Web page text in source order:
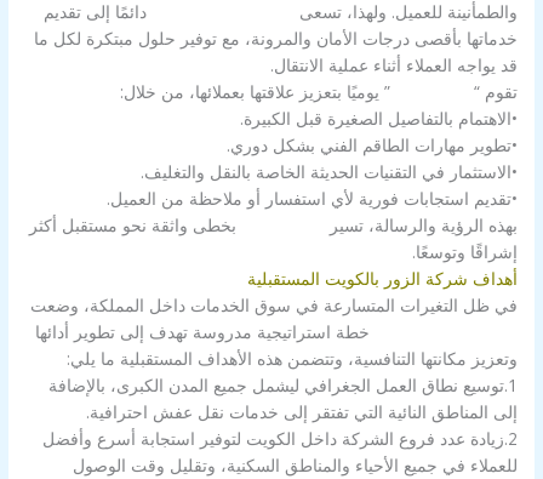
والطمأنينة للعميل. ولهذا، تسعى
دائمًا إلى تقديم
خدماتها بأقصى درجات الأمان والمرونة، مع توفير حلول مبتكرة لكل ما
قد يواجه العملاء أثناء عملية الانتقال.
تقوم “ شركة الزور” يوميًا بتعزيز علاقتها بعملائها، من خلال:
•الاهتمام بالتفاصيل الصغيرة قبل الكبيرة.
•تطوير مهارات الطاقم الفني بشكل دوري.
•الاستثمار في التقنيات الحديثة الخاصة بالنقل والتغليف.
•تقديم استجابات فورية لأي استفسار أو ملاحظة من العميل.
بهذه الرؤية والرسالة، تسير
بخطى واثقة نحو مستقبل أكثر
إشراقًا وتوسعًا.
أهداف ‌شركة الزور بالكويت المستقبلية
في ظل التغيرات المتسارعة في سوق الخدمات داخل المملكة، وضعت
خطة استراتيجية مدروسة تهدف إلى تطوير أدائها
وتعزيز مكانتها التنافسية، وتتضمن هذه الأهداف المستقبلية ما يلي:
1.توسيع نطاق العمل الجغرافي ليشمل جميع المدن الكبرى، بالإضافة
إلى المناطق النائية التي تفتقر إلى خدمات نقل عفش احترافية.
2.زيادة عدد فروع الشركة داخل الكويت لتوفير استجابة أسرع وأفضل
للعملاء في جميع الأحياء والمناطق السكنية، وتقليل وقت الوصول